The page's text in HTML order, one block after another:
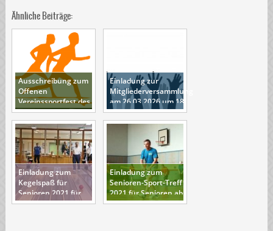
Ähnliche Beiträge:
Ausschreibung zum
Offenen
Vereinssportfest des
ESV Lok Berlin-
Schöneweide e.V.
Einladung zur
Mitgliederversammlung
am 26.03.2026 um 18
Uhr
Einladung zum
Kegelspaß für
Senioren 2021 für
Senioren ab 60 Jahre
Einladung zum
Senioren-Sport-Treff
2021 für Senioren ab
60 Jahre